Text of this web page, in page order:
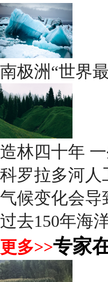
南极洲“世界
造林四十年
科罗拉多河人
气候变化会导
过去150年海
更多>>专家